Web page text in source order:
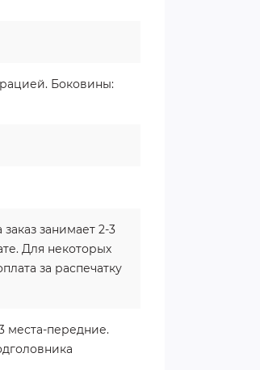
Боковины:
занимает 2-3
Для некоторых
за распечатку
места-передние.